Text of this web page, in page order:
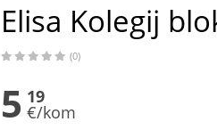
Elisa Kolegij
(0)
5 19
€/kom